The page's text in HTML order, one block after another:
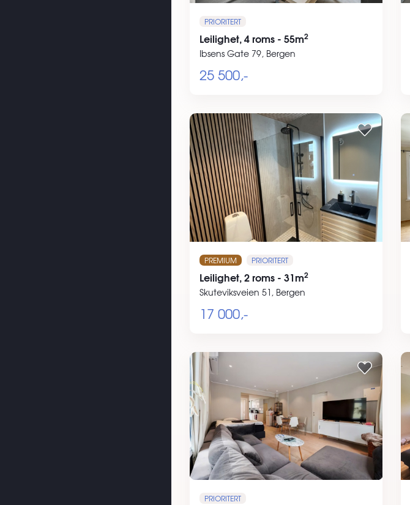
PRIORITERT
Leilighet, 4 roms - 55m2
Ibsens Gate 79, Bergen
25 500,-
PREMIUM PRIORITERT
Leilighet, 2 roms - 31m2
Skuteviksveien 51, Bergen
17 000,-
PRIORITERT